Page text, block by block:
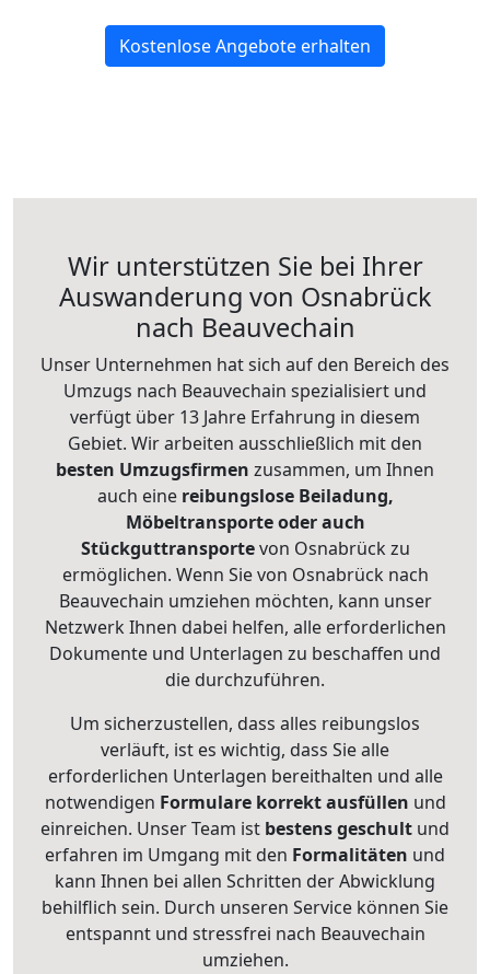
Kostenlose Angebote erhalten
Wir unterstützen Sie bei Ihrer
Auswanderung von Osnabrück
nach Beauvechain
Unser Unternehmen hat sich auf den Bereich des
Umzugs nach Beauvechain spezialisiert und
verfügt über 13 Jahre Erfahrung in diesem
Gebiet. Wir arbeiten ausschließlich mit den
besten Umzugsfirmen zusammen, um Ihnen
auch eine reibungslose Beiladung,
Möbeltransporte oder auch
Stückguttransportevon Osnabrück zu
ermöglichen. Wenn Sie von Osnabrück nach
Beauvechain umziehen möchten, kann unser
Netzwerk Ihnen dabei helfen, alle erforderlichen
Dokumente und Unterlagen zu beschaffen und
die durchzuführen.
Um sicherzustellen, dass alles reibungslos
verläuft, ist es wichtig, dass Sie alle
erforderlichen Unterlagen bereithalten und alle
notwendigen Formulare korrekt ausfüllen und
einreichen. Unser Team ist bestens geschult und
erfahren im Umgang mit den Formalitäten und
kann Ihnen bei allen Schritten der Abwicklung
behilflich sein. Durch unseren Service können Sie
entspannt und stressfrei nach Beauvechain
umziehen.